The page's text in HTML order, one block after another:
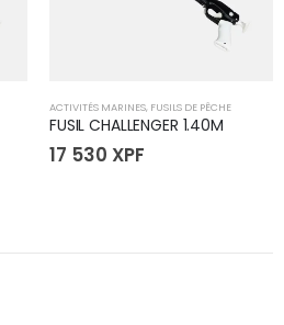
ACTIVITÉS MARINES, FUSILS DE PÊCHE
FUSIL CHALLENGER 1.40M
17 530 XPF